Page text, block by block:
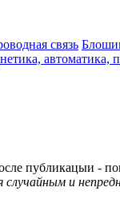
связь
автоматика,
публикацыи -
случайным и